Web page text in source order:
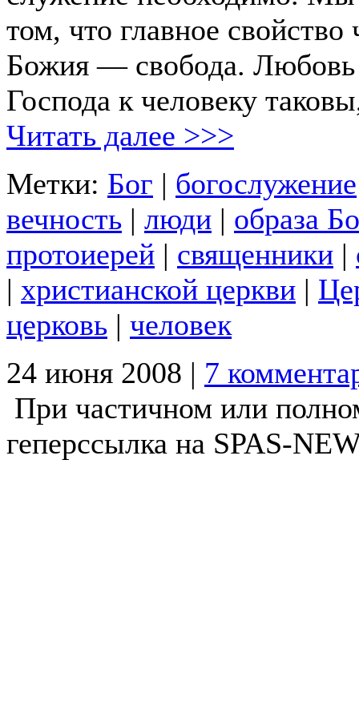
том, что главное свойство
Божия — свобода. Любовь
Господа к человеку
Читать далее >>>
Метки: Бог | богослужение
вечность | люди | образа
протоиерей | священники |
| христианской церкви |
церковь | человек
24 июня 2008 | 7
При частичном или
геперссылка на SPAS-